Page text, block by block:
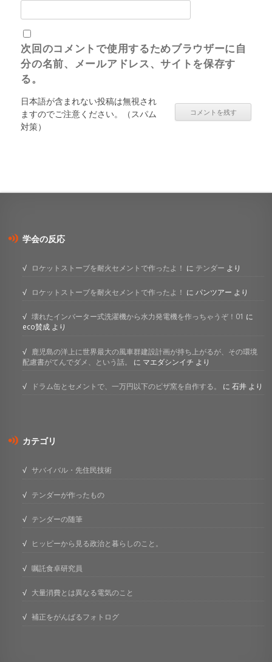
次回のコメントで使用するためブラウザーに自
分の名前、メールアドレス、サイトを保存す
る。
日本語が含まれない投稿は無視され
ますのでご注意ください。（スパム
対策）
学会の反応
ロケットストーブを耐火セメントで作ったよ！ に テンダー より
ロケットストーブを耐火セメントで作ったよ！ に パンツアー より
壊れたインバーター式洗濯機から水力発電機を作っちゃうぞ！01 に
eco賛成 より
鹿児島の洋上に世界最大の風車群建設計画が持ち上がるが、その環境
配慮書がてんでダメ、という話。
に マエダシンイチ より
ドラム缶とセメントで、一万円以下のピザ窯を自作する。 に石井 より
カテゴリ
サバイバル・先住民技術
テンダーが作ったもの
テンダーの随筆
ヒッピーから見る政治と暮らしのこと。
嘱託食卓研究員
大量消費とは異なる電気のこと
補正をがんばるフォトログ